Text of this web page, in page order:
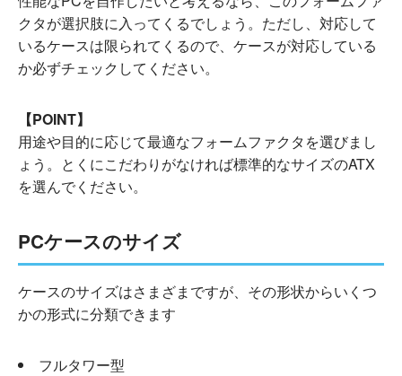
クタが選択肢に入ってくるでしょう。ただし、対応して
いるケースは限られてくるので、ケースが対応している
か必ずチェックしてください。
【POINT】
用途や目的に応じて最適なフォームファクタを選びまし
ょう。とくにこだわりがなければ標準的なサイズのATX
を選んでください。
PCケースのサイズ
ケースのサイズはさまざまですが、その形状からいくつ
かの形式に分類できます
フルタワー型